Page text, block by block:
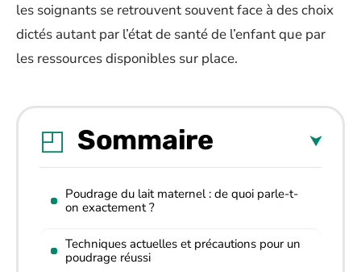
les soignants se retrouvent souvent face à des choix
dictés autant par l’état de santé de l’enfant que par
les ressources disponibles sur place.
Sommaire
Poudrage du lait maternel : de quoi parle-t-
on exactement ?
Techniques actuelles et précautions pour un
poudrage réussi